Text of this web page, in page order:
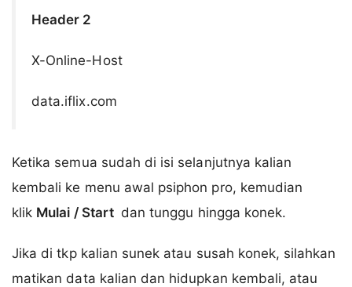
Header 2
X-Online-Host
data.iflix.com
Ketika semua sudah di isi selanjutnya kalian
kembali ke menu awal psiphon pro, kemudian
klik Mulai / Start dan tunggu hingga konek.
Jika di tkp kalian sunek atau susah konek, silahkan
matikan data kalian dan hidupkan kembali, atau